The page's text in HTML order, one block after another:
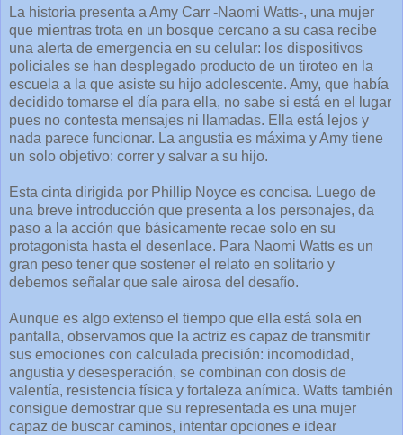
La historia presenta a Amy Carr -Naomi Watts-, una mujer
que mientras trota en un bosque cercano a su casa recibe
una alerta de emergencia en su celular: los dispositivos
policiales se han desplegado producto de un tiroteo en la
escuela a la que asiste su hijo adolescente. Amy, que había
decidido tomarse el día para ella, no sabe si está en el lugar
pues no contesta mensajes ni llamadas. Ella está lejos y
nada parece funcionar. La angustia es máxima y Amy tiene
un solo objetivo: correr y salvar a su hijo.
Esta cinta dirigida por Phillip Noyce es concisa. Luego de
una breve introducción que presenta a los personajes, da
paso a la acción que básicamente recae solo en su
protagonista hasta el desenlace. Para Naomi Watts es un
gran peso tener que sostener el relato en solitario y
debemos señalar que sale airosa del desafío.
Aunque es algo extenso el tiempo que ella está sola en
pantalla, observamos que la actriz es capaz de transmitir
sus emociones con calculada precisión: incomodidad,
angustia y desesperación, se combinan con dosis de
valentía, resistencia física y fortaleza anímica. Watts también
consigue demostrar que su representada es una mujer
capaz de buscar caminos, intentar opciones e idear